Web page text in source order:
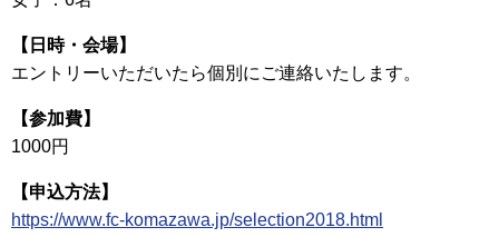
【日時・会場】
エントリーいただいたら個別にご連絡いたします。
【参加費】
1000円
【申込方法】
https://www.fc-komazawa.jp/selection2018.html